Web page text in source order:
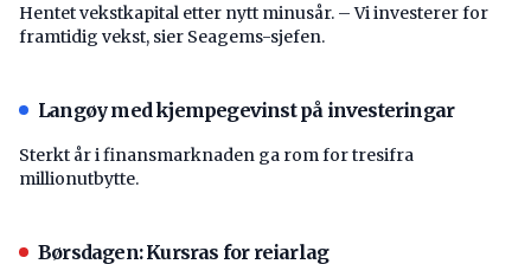
Hentet vekstkapital etter nytt minusår. – Vi investerer for
framtidig vekst, sier Seagems-sjefen.
Langøy med kjempegevinst på investeringar
Sterkt år i finansmarknaden ga rom for tresifra
millionutbytte.
Børsdagen: Kursras for reiarlag